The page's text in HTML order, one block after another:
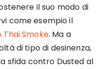
il suo modo di
come esempio il
Smoke. Ma a
di tipo di desinenza,
sfida contro Dusted al